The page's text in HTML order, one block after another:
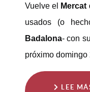
Vuelve el Mercat
usados (o
Badalona- con
próximo
LEE